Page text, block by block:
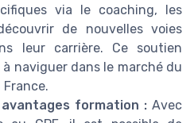
via le coaching, les
de nouvelles voies
leur carrière. Ce soutien
naviguer dans le marché du
formation :Avec